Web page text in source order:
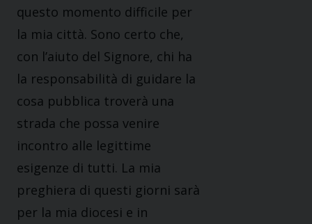
questo momento difficile per
la mia città. Sono certo che,
con l’aiuto del Signore, chi ha
la responsabilità di guidare la
cosa pubblica troverà una
strada che possa venire
incontro alle legittime
esigenze di tutti. La mia
preghiera di questi giorni sarà
per la mia diocesi e in